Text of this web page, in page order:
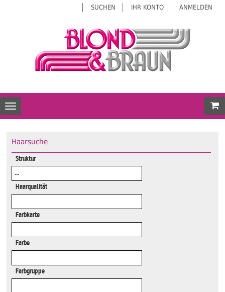
SUCHEN IHR KONTO ANMELDEN
Toggle navigation
Haarsuche
Struktur
Haarqualität
Farbkarte
Farbe
Farbgruppe